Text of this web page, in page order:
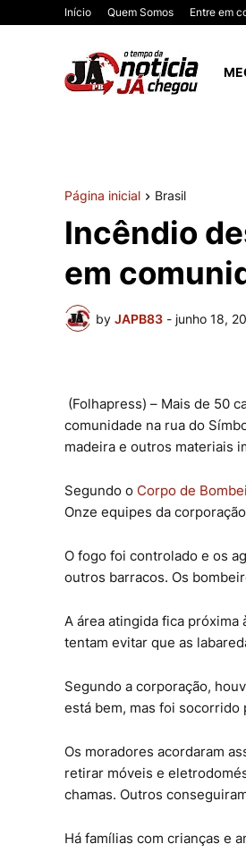
Início Quem Somos Entre em
Página inicial Brasil
Incêndio
em
by JAPB83 - junho 18,
(Folhapress) – Mais de 50
comunidade na rua do
madeira e outros materiais
Segundo o Corpo de
Onze equipes da
O fogo foi controlado e os
outros barracos. Os
A área atingida fica próxima
tentam evitar que as
Segundo a corporação,
está bem, mas foi socorrido
Os moradores acordaram
retirar móveis e
chamas. Outros
Há famílias com crianças e